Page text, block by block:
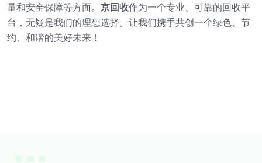
量和安全保障等方面。 京回收作为一个专业、可靠的回收平
台，无疑是我们的理想选择。让我们携手共创一个绿色、节
约、和谐的美好未来！